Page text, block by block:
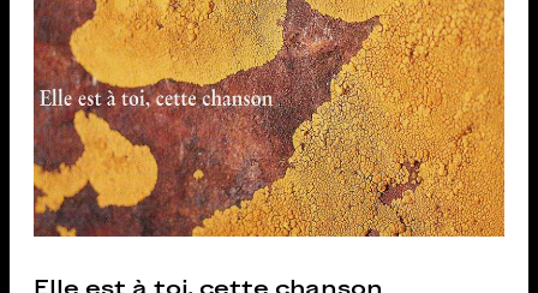
Elle est à toi, cette chanson